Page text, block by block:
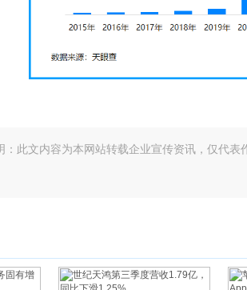
：此文内容为本网站转载企业宣传资讯，仅代